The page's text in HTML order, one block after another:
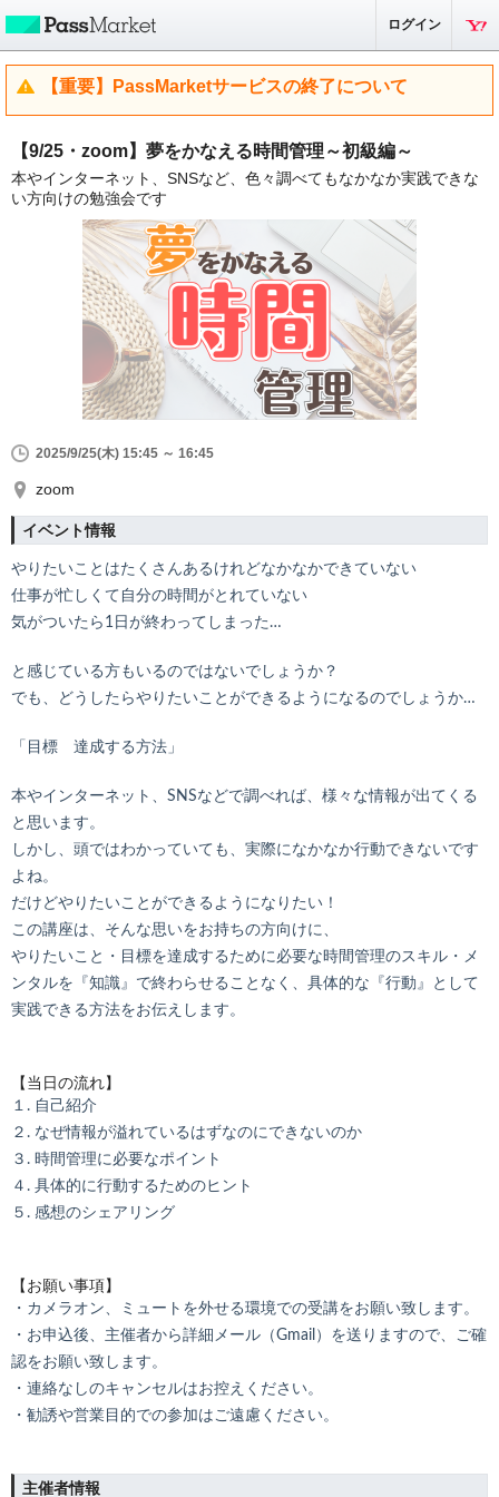
ログイン
【重要】PassMarketサービスの終了について
【9/25・zoom】夢をかなえる時間管理～初級編～
本やインターネット、SNSなど、色々調べてもなかなか実践できな
い方向けの勉強会です
2025/9/25(木) 15:45 ～ 16:45
zoom
イベント情報
やりたいことはたくさんあるけれどなかなかできていない
仕事が忙しくて自分の時間がとれていない
気がついたら1日が終わってしまった…
と感じている方もいるのではないでしょうか？
でも、どうしたらやりたいことができるようになるのでしょうか…
「目標 達成する方法」
本やインターネット、SNSなどで調べれば、様々な情報が出てくる
と思います。
しかし、頭ではわかっていても、実際になかなか行動できないです
よね。
だけどやりたいことができるようになりたい！
この講座は、そんな思いをお持ちの方向けに、
やりたいこと・目標を達成するために必要な時間管理のスキル・メ
ンタルを『知識』で終わらせることなく、具体的な『行動』として
実践できる方法をお伝えします。
【当日の流れ】
１. 自己紹介
２. なぜ情報が溢れているはずなのにできないのか
３. 時間管理に必要なポイント
４. 具体的に行動するためのヒント
５. 感想のシェアリング
【お願い事項】
・カメラオン、ミュートを外せる環境での受講をお願い致します。
・お申込後、主催者から詳細メール（Gmail）を送りますので、ご確
認をお願い致します。
・連絡なしのキャンセルはお控えください。
・勧誘や営業目的での参加はご遠慮ください。
主催者情報